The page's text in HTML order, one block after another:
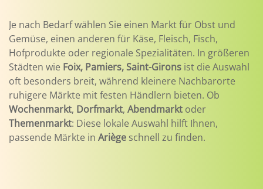
Je nach Bedarf wählen Sie einen Markt für Obst und
Gemüse, einen anderen für Käse, Fleisch, Fisch,
Hofprodukte oder regionale Spezialitäten. In größeren
Städten wie Foix, Pamiers, Saint-Girons ist die Auswahl
oft besonders breit, während kleinere Nachbarorte
ruhigere Märkte mit festen Händlern bieten. Ob
Wochenmarkt, Dorfmarkt, Abendmarkt oder
Themenmarkt: Diese lokale Auswahl hilft Ihnen,
passende Märkte in Ariège schnell zu finden.